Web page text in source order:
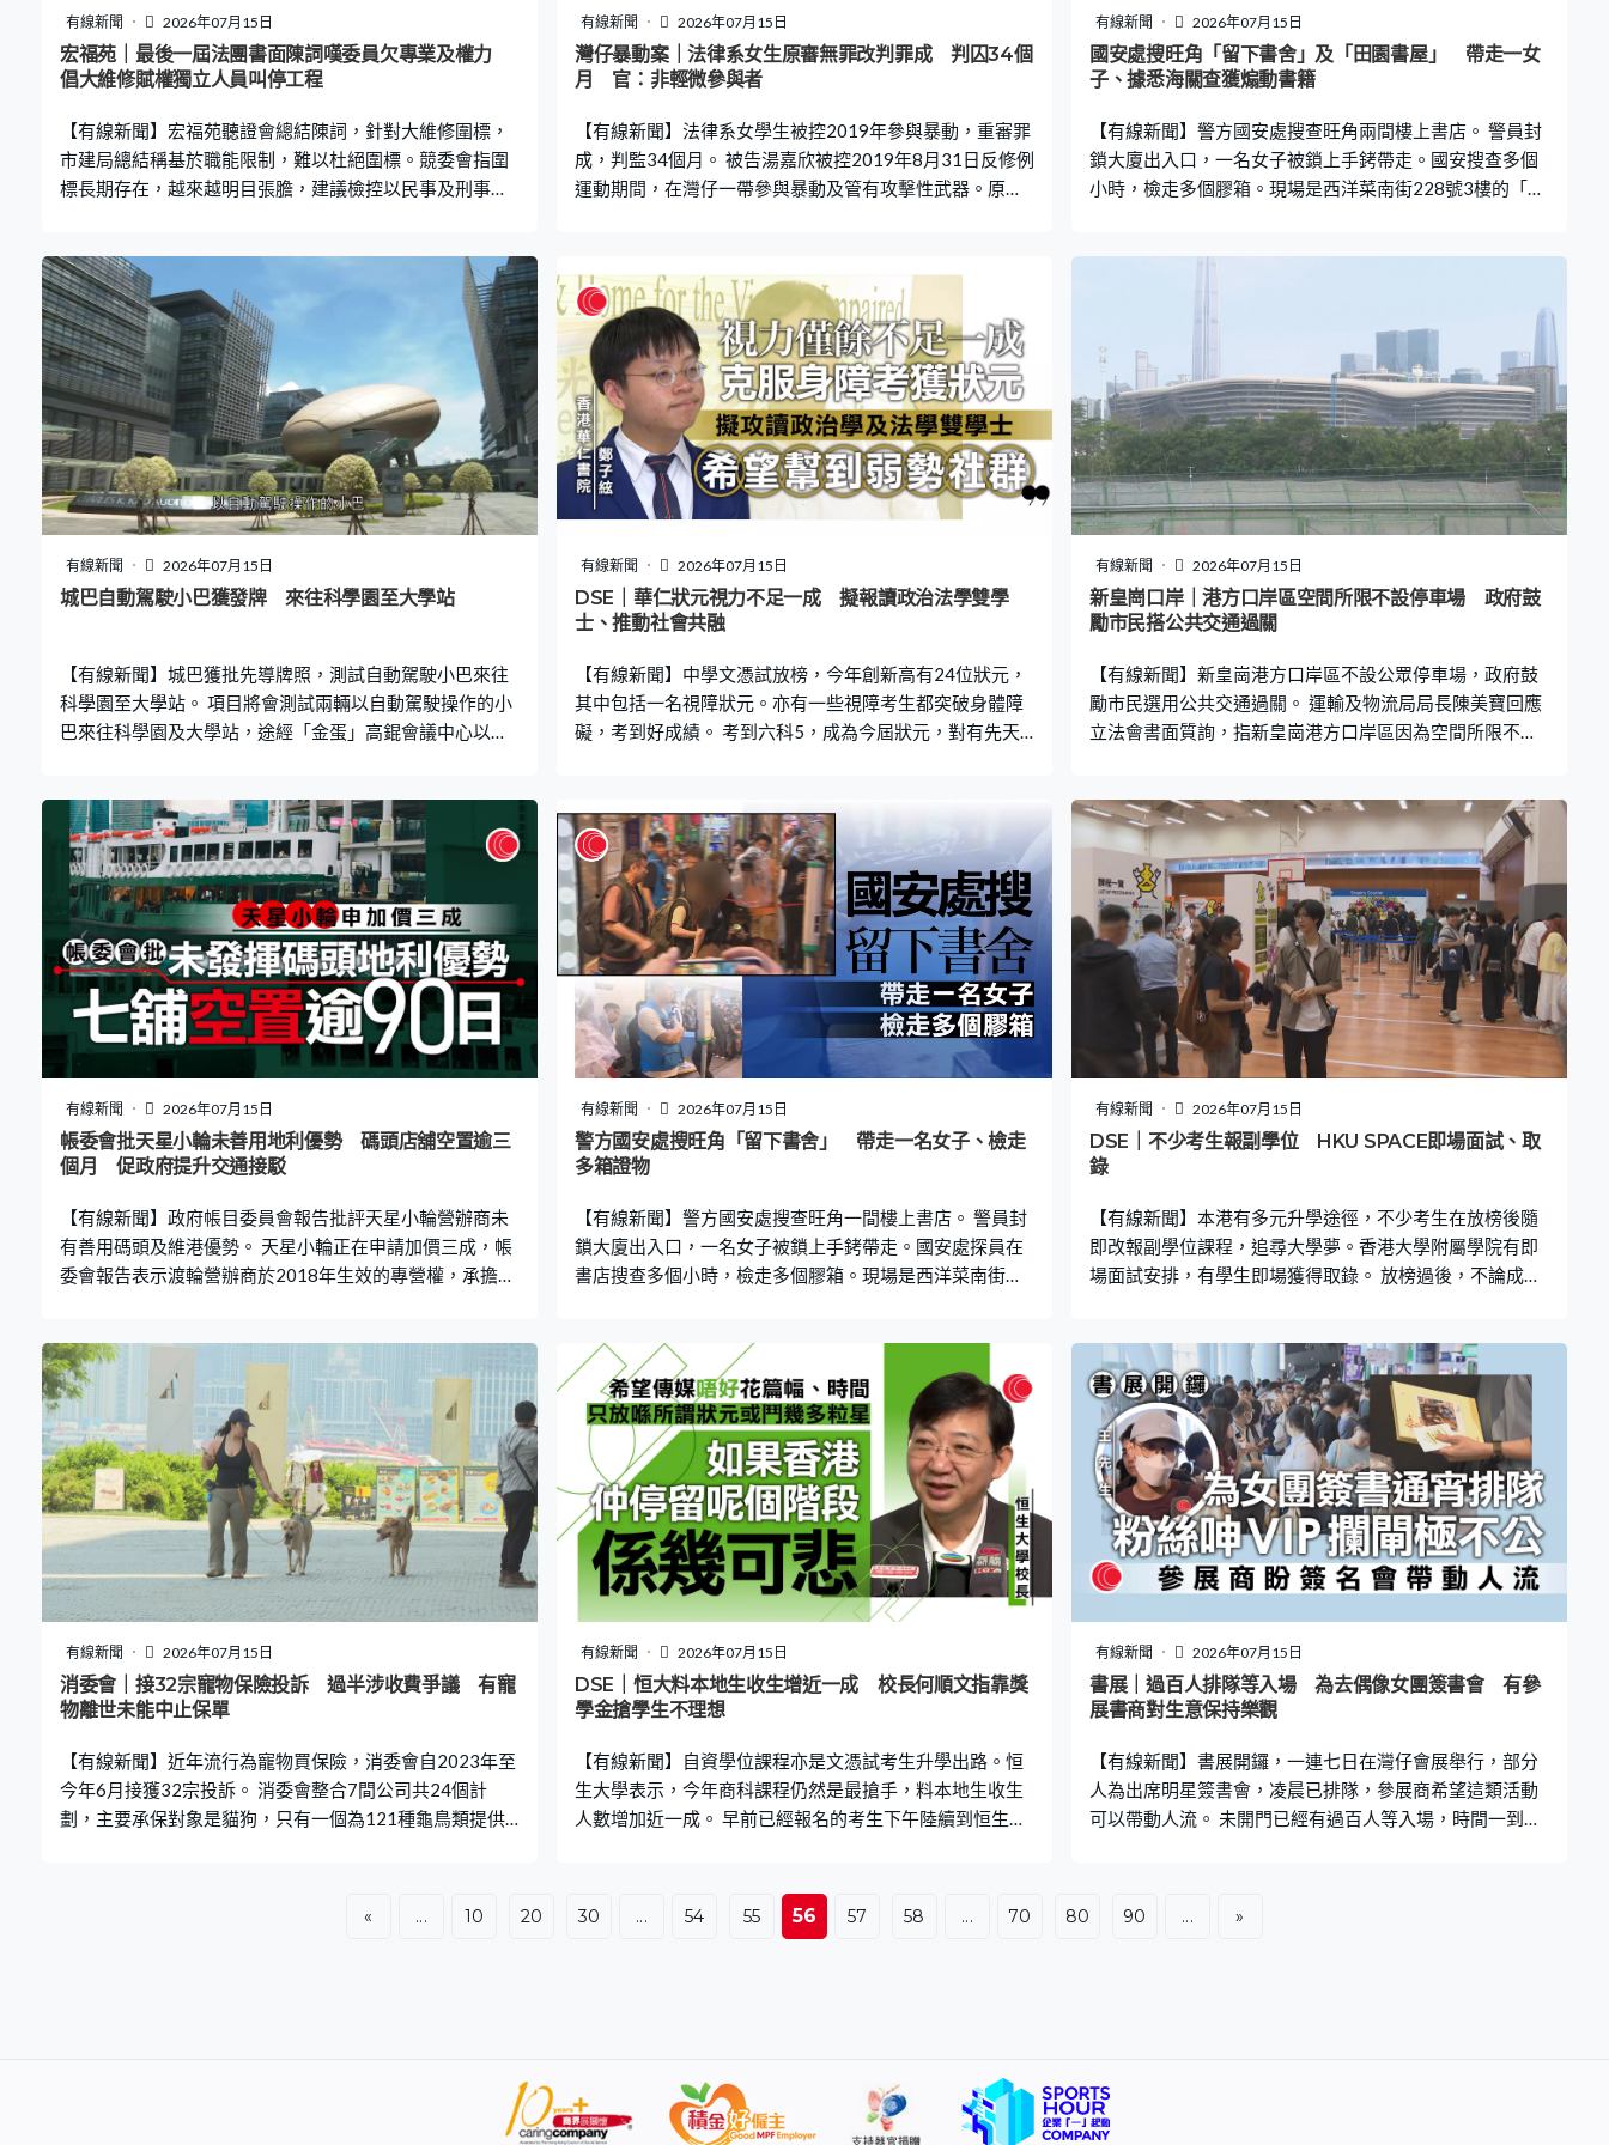
有線新聞 2026年07月15日
宏福苑｜最後一屆法團書面陳詞嘆委員欠專業及權力
倡大維修賦權獨立人員叫停工程
【有線新聞】宏福苑聽證會總結陳詞，針對大維修圍標，
市建局總結稱基於職能限制，難以杜絕圍標。競委會指圍
標長期存在，越來越明目張膽，建議檢控以民事及刑事雙
槍」招攬其他承建商參與圍標，但承建商早已被招攬，顯
示圍標長期而且有系統地存在，要打擊圍標集團、消除陋
習，相當困難。競委會建議圍標罪成要判處巨額罰款，確
保「呃嘅每一蚊都要攞番出嚟」，又建議修例，將所有嚴
重反競爭行為刑事化。被問到刑事化的舉證標準會更高，
競委會提議民事刑事雙軌並行，如涉及重大公眾利益可以
刑事檢控，亦可以繼續以民事處理，確保有足夠阻嚇作
用。 市建局一方指，「招標妥」要求投標者簽署不合謀投
標證明書，若參與合謀有可能干犯串謀詐騙，很多犯罪集
團都避免使用，但計劃並非萬無一失，也不是杜絕圍標的
堡壘，只是一道屏障。對於社會批評市建局矮化自身職
能，代表律師稱不完全同意，解釋作為非執法機構只能減
好，未來的加強版「招標妥」，會有顧問公司和承建商
「預審
有線新聞 2026年07月15日
灣仔暴動案｜法律系女生原審無罪改判罪成 判囚34個
月 官：非輕微參與者
【有線新聞】法律系女學生被控2019年參與暴動，重審罪
成，判監34個月。 被告湯嘉欣被控2019年8月31日反修例
運動期間，在灣仔一帶參與暴動及管有攻擊性武器。原審
暴力程度相當嚴重，被告並非輕微參與者，量刑起點應為
48個月。考慮到辯方求情指被告沒有潛逃，由無罪變成有
罪，至今7年，亦失去成為律師的機會，因此減刑14個
月，最終判監34個月。
有線新聞 2026年07月15日
國安處搜旺角「留下書舍」及「田園書屋」 帶走一女
子、據悉海關查獲煽動書籍
【有線新聞】警方國安處搜查旺角兩間樓上書店。 警員封
鎖大廈出入口，一名女子被鎖上手銬帶走。國安搜查多個
小時，檢走多個膠箱。現場是西洋菜南街228號3樓的「留
有線新聞 2026年07月15日
城巴自動駕駛小巴獲發牌 來往科學園至大學站
【有線新聞】城巴獲批先導牌照，測試自動駕駛小巴來往
科學園至大學站。 項目將會測試兩輛以自動駕駛操作的小
巴來往科學園及大學站，途經「金蛋」高錕會議中心以及
標籤，讓司機和行人識別。
有線新聞 2026年07月15日
DSE｜華仁狀元視力不足一成 擬報讀政治法學雙學
士、推動社會共融
【有線新聞】中學文憑試放榜，今年創新高有24位狀元，
其中包括一名視障狀元。亦有一些視障考生都突破身體障
礙，考到好成績。 考到六科5，成為今屆狀元，對有先天
看閱讀的材料，一些讀本等時候，其實都會有些障礙。例
如要花多些時間去看，或者看的時候辛苦，容易疲累。去
到真的考試時，其實剛才說的困難仍然存在，可能看試卷
會較困難，要用較多時間。」 他計劃報讀港大，政治學及
法學雙學士。鄭子絃：「現在對共融，視障方面的調適和
關懷，有上升趨勢。但仍然在法律層面，希望能夠更幫到
一些弱勢社群。」 鄭資同樣嚴重視障，考到兩科5，他開
發了一個應用程式，直接轉譯點字，自助亦助人。聖保羅
書院考生鄭資：「如果我要和主流學校老師溝通，例如改
功課等，需要數天時間，經過『心光』點字轉譯部轉譯功
課，由點字轉做印刷字，這個時間對我的學習進度，對老
師也有影響。所以我自己寫了應用程式，可以將電子版點
字直接導入，應用程式內，它可以立即轉譯成印刷字的數
績，透過彈琴抒發以外，亦知道要打開心扉。銘
有線新聞 2026年07月15日
新皇崗口岸｜港方口岸區空間所限不設停車場 政府鼓
勵市民搭公共交通過關
【有線新聞】新皇崗港方口岸區不設公眾停車場，政府鼓
勵市民選用公共交通過關。 運輸及物流局局長陳美寶回應
立法會書面質詢，指新皇崗港方口岸區因為空間所限不設
地區物色合適地方，設置公眾停車場與泊車轉乘設施，以
及長遠考慮在新田科技城範圍內發展相關設施。
有線新聞 2026年07月15日
帳委會批天星小輪未善用地利優勢 碼頭店舖空置逾三
個月 促政府提升交通接駁
【有線新聞】政府帳目委員會報告批評天星小輪營辦商未
有善用碼頭及維港優勢。 天星小輪正在申請加價三成，帳
委會報告表示渡輪營辦商於2018年生效的專營權，承擔了
25年期間，三個碼頭的50間店鋪中有七間連續空置逾90
天，帳委會認為維港兩岸商業價值很高，渡輪公司未能發
揮碼頭的地利優勢，建議不同政策局加強合作，推出便利
措施，令碼頭空間能充分利用，並加強碼頭的交通接駁。
帳委會副主席鄭泳舜：「運輸署也與船務公司，我知道有
一定探討，特別就碼頭的營運上，如何增加多些零售點的
商討，希望碼頭的對接、接連日後可以做好些，如灣仔那
條航線比較薄弱，其中一個原因接駁都比較困難，透過運
輸署做好轉乘接駁都有助渡輪乘客的提升。」
有線新聞 2026年07月15日
警方國安處搜旺角「留下書舍」 帶走一名女子、檢走
多箱證物
【有線新聞】警方國安處搜查旺角一間樓上書店。 警員封
鎖大廈出入口，一名女子被鎖上手銬帶走。國安處探員在
書店搜查多個小時，檢走多個膠箱。現場是西洋菜南街
有線新聞 2026年07月15日
DSE｜不少考生報副學位 HKU SPACE即場面試、取
錄
【有線新聞】本港有多元升學途徑，不少考生在放榜後隨
即改報副學位課程，追尋大學夢。香港大學附屬學院有即
場面試安排，有學生即場獲得取錄。 放榜過後，不論成績
「因為今年競爭都比以往大，所以擔心自己的分數會否不
夠。」應屆考生Charlie：「絕對失望，沒有其他藉口，自
己不夠努力、失望，如果可以對過去的自己說，不要偷
懶、看手機，努力溫書。」 有考生來面試即場獲得取錄，
希望銜接學士學位，將來實現夢想。黎巴嫰裔應屆考生
Pragya Rai：「我選擇了英語副學位、英語文學，希望將
來可以成為英文老師。」 條條大路通羅馬，VTC職訓局今
個學年有140項不同程度課程，約13,000個學額。應屆考
生李先生：「預期有5個『2』，結果沒有，所以希望試試
基礎文憑，再讀上去高級文憑。老師經常說要有計劃一、
計劃二，所以如果高級文憑不行，就基礎文憑。」VTC即
日起至下星期一接受同學網上或親身申請入學，15分鐘內
可獲知取錄結果，親身報名可豁免申請費。
有線新聞 2026年07月15日
消委會｜接32宗寵物保險投訴 過半涉收費爭議 有寵
物離世未能中止保單
【有線新聞】近年流行為寵物買保險，消委會自2023年至
今年6月接獲32宗投訴。 消委會整合7間公司共24個計
劃，主要承保對象是貓狗，只有一個為121種龜鳥類提供
有線新聞 2026年07月15日
DSE｜恒大料本地生收生增近一成 校長何順文指靠獎
學金搶學生不理想
【有線新聞】自資學位課程亦是文憑試考生升學出路。恒
生大學表示，今年商科課程仍然是最搶手，料本地生收生
人數增加近一成。 早前已經報名的考生下午陸續到恒生大
系。恒生大學校長何順文說，今年將收取1850個本地生，
比去年多150個，以環球商業管理以及傳播系競爭激烈。
不只是錢，是在其他學術輔導以及情緒輔導。我希望傳媒
不要花篇幅、時間只是放在所謂狀元或者鬥多少粒星，我
覺得如果香港還停留在這個階段，我覺得是幾可悲的。」
有線新聞 2026年07月15日
書展｜過百人排隊等入場 為去偶像女團簽書會 有參
展書商對生意保持樂觀
【有線新聞】書展開鑼，一連七日在灣仔會展舉行，部分
人為出席明星簽書會，凌晨已排隊，參展商希望這類活動
可以帶動人流。 未開門已經有過百人等入場，時間一到，
600多元，可能買一兩本參考書以及一本課外書。」家長
鄧女士：「（會買練習給她？）可能少少，但現在功課這
« ... 10 20 30 ... 54 55 56 57 58 ... 70 80 90 ... »